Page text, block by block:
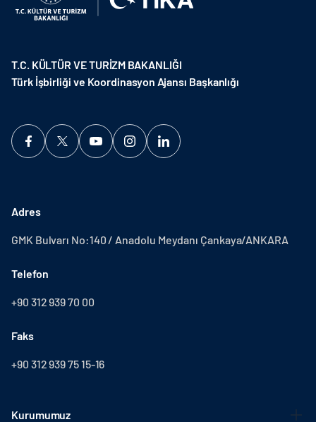
T.C. KÜLTÜR VE TURİZM BAKANLIĞI
Türk İşbirliği ve Koordinasyon Ajansı Başkanlığı
Adres
GMK Bulvarı No:140 / Anadolu Meydanı Çankaya/ANKARA
Telefon
+90 312 939 70 00
Faks
+90 312 939 75 15-16
Kurumumuz